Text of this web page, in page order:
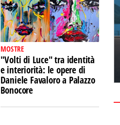
MOSTRE
"Volti di Luce" tra identità
e interiorità: le opere di
Daniele Favaloro a Palazzo
Bonocore